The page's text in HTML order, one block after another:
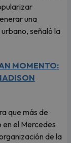
una
señaló la
MOMENTO:
que más de
el Mercedes
de la